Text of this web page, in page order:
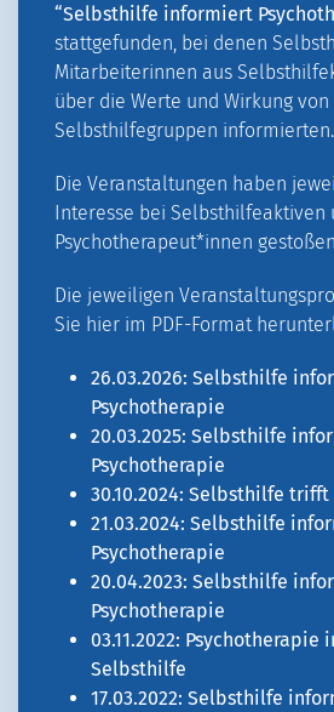
“Selbsthilfe informiert
stattgefunden, bei denen
Mitarbeiterinnen aus
über die Werte und Wirkung von
Selbsthilfegruppen informierten.
Die Veranstaltungen haben
Interesse bei Selbsthilfeaktiven
Psychotherapeut*innen
Die jeweiligen
Sie hier im PDF-Format
26.03.2026: Selbsthilfe
Psychotherapie
20.03.2025: Selbsthilfe
Psychotherapie
30.10.2024: Selbsthilfe
21.03.2024: Selbsthilfe
Psychotherapie
20.04.2023: Selbsthilfe
Psychotherapie
03.11.2022:
Selbsthilfe
17.03.2022: Selbsthilfe